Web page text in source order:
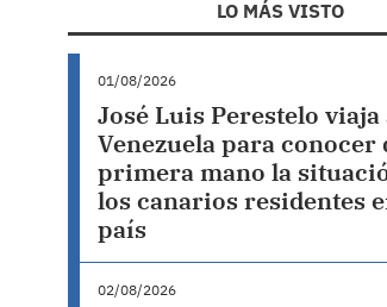
LO MÁS VISTO
01/08/2026
José Luis Perestelo viaja
Venezuela para conocer
primera mano la
los canarios residentes
país
02/08/2026